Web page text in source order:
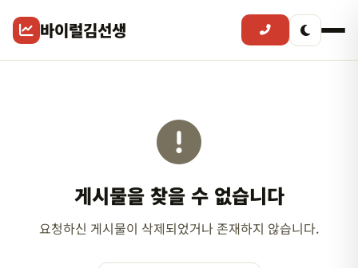
바이럴김선생
게시물을 찾을 수 없습니다
요청하신 게시물이 삭제되었거나 존재하지 않습니다.